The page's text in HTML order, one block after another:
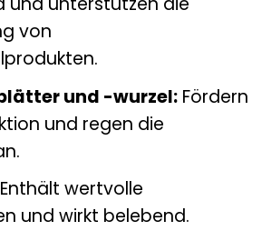
von
und -wurzel:Fördern
und regen die
wertvolle
und wirkt belebend.